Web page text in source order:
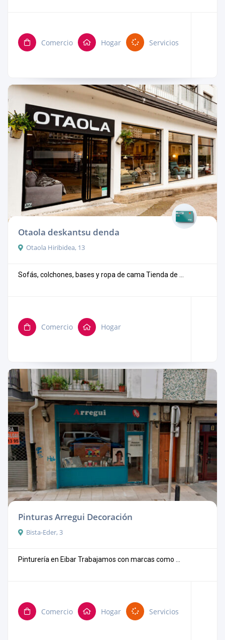
Comercio Hogar Servicios
Otaola deskantsu denda
Otaola Hiribidea, 13
Sofás, colchones, bases y ropa de cama Tienda de ...
Comercio Hogar
Pinturas Arregui Decoración
Bista-Eder, 3
Pinturería en Eibar Trabajamos con marcas como ...
Comercio Hogar Servicios